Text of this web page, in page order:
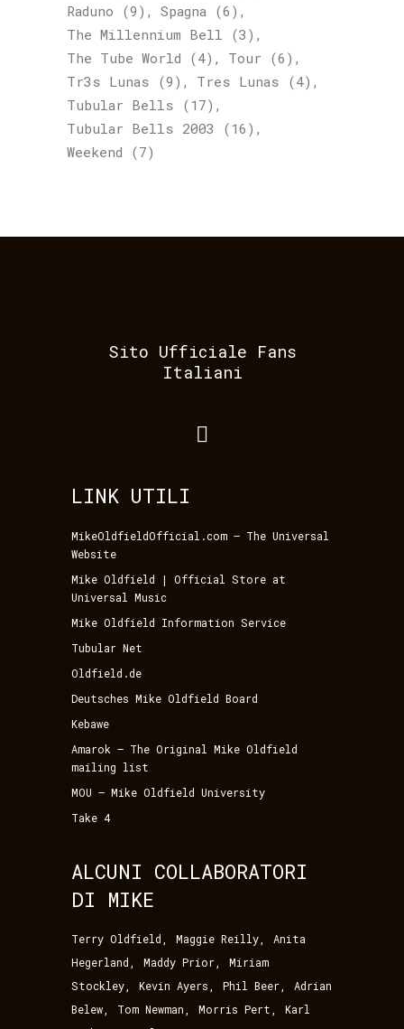
Raduno (9) Spagna (6)
The Millennium Bell (3)
The Tube World (4) Tour (6)
Tr3s Lunas (9) Tres Lunas (4)
Tubular Bells (17)
Tubular Bells 2003 (16)
Weekend (7)
Sito Ufficiale Fans
Italiani
LINK UTILI
MikeOldfieldOfficial.com – The Universal
Website
Mike Oldfield | Official Store at
Universal Music
Mike Oldfield Information Service
Tubular Net
Oldfield.de
Deutsches Mike Oldfield Board
Kebawe
Amarok – The Original Mike Oldfield
mailing list
MOU – Mike Oldfield University
Take 4
ALCUNI COLLABORATORI
DI MIKE
Terry Oldfield, Maggie Reilly,
Anita
Hegerland, Maddy Prior, Miriam
Stockley, Kevin Ayers, Phil Beer,
Adrian
Belew, Tom Newman, Morris Pert, Karl